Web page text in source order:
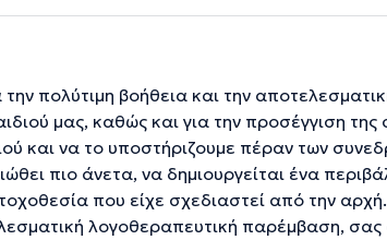
πολύτιμη βοήθεια και την
μας, καθώς και για την προσέγγιση της
και να το υποστήριζουμε πέραν των
πιο άνετα, να δημιουργείται ένα
που είχε σχεδιαστεί από την
λογοθεραπευτική παρέμβαση,